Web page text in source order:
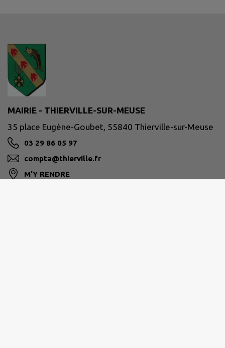
MAIRIE - THIERVILLE-SUR-MEUSE
35 place Eugène-Goubet, 55840 Thierville-sur-Meuse
03 29 86 05 97
compta@thierville.fr
M'Y RENDRE